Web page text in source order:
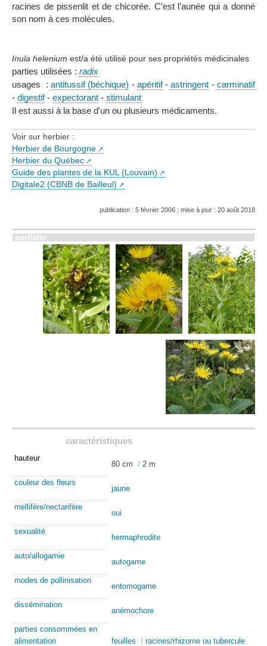
racines de pissenlit et de chicorée. C’est l’aunée qui a donné
son nom à ces molécules.
Inula helenium est/a été utilisé pour ses propriétés médicinales
parties utilisées : radix
usages : antitussif (béchique) - apéritif-astringent -carminatif
- digestif- expectorant - stimulant
Il est aussi à la base d'un ou plusieurs médicaments.
Voir sur herbier :
Herbier de Bourgogne
Herbier du Québec
Guide des plantes de la KUL (Louvain)
Digitale2 (CBNB de Bailleul)
publication : 5 février 2006 ; mise à jour : 20 août 2018
portfolio
caractéristiques
hauteur
80 cm / 2 m
couleur des fleurs
jaune
mellifère/nectarifère
oui
sexualité
hermaphrodite
auto/allogamie
autogame
modes de pollinisation
entomogame
dissémination
anémochore
parties consommées en
alimentation
feuilles / racines/rhizome ou tubercule